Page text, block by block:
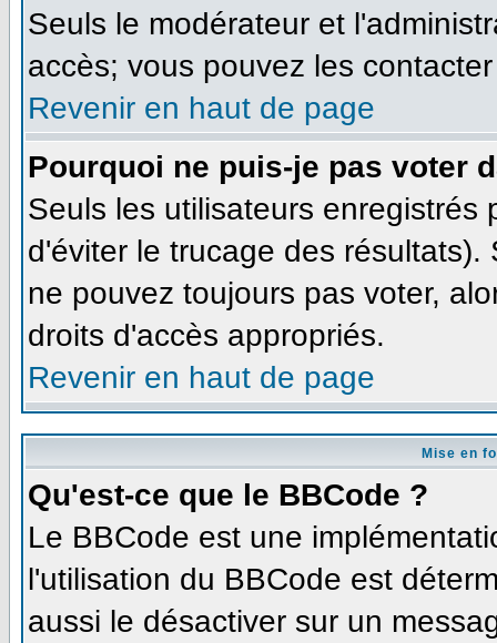
Seuls le modérateur et
accès; vous pouvez les
Revenir en haut de page
Pourquoi ne puis-je pas voter
Seuls les utilisateurs
d'éviter le trucage des
ne pouvez toujours pas voter,
droits d'accès appropriés.
Revenir en haut de page
Mise en
Qu'est-ce que le BBCode ?
Le BBCode est une
l'utilisation du BBCode est
aussi le désactiver sur un